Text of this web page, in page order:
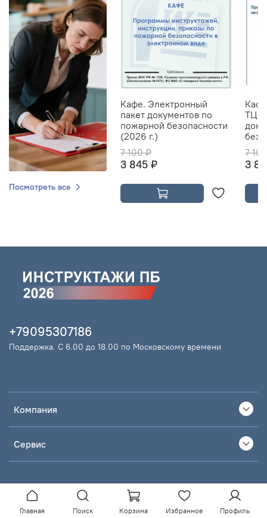
Посмотреть все
Кафе. Электронный
пакет документов по
пожарной безопасности
(2026 г.)
7 100 ₽
3 845 ₽
ТЦ.
7
3
Компания
Сервис
+79095307186
Поддержка. С 6.00 до 18.00 по Московскому времени
Главная Поиск Корзина Избранное Профиль